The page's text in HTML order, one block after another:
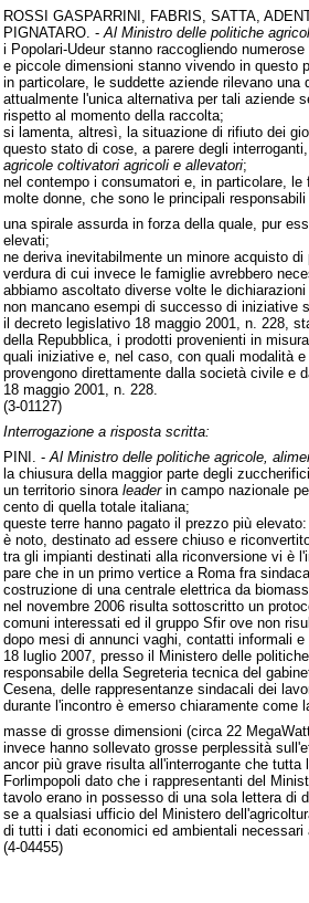
ROSSI GASPARRINI, FABRIS, SATTA,
PIGNATARO. - Al Ministro delle politiche
i Popolari-Udeur stanno raccogliendo
e piccole dimensioni stanno vivendo in questo
in particolare, le suddette aziende rilevano
attualmente l'unica alternativa per tali aziende
rispetto al momento della raccolta;
si lamenta, altresì, la situazione di rifiuto dei
questo stato di cose, a parere degli
agricole coltivatori agricoli e allevatori;
nel contempo i consumatori e, in particolare,
molte donne, che sono le principali
una spirale assurda in forza della quale, pur
elevati;
ne deriva inevitabilmente un minore acquisto
verdura di cui invece le famiglie avrebbero
abbiamo ascoltato diverse volte le
non mancano esempi di successo di iniziative
il decreto legislativo 18 maggio 2001, n. 228,
della Repubblica, i prodotti provenienti in
quali iniziative e, nel caso, con quali modalità
provengono direttamente dalla società civile e
18 maggio 2001, n. 228.
(3-01127)
Interrogazione a risposta scritta:
PINI. - Al Ministro delle politiche agricole,
la chiusura della maggior parte degli
un territorio sinora leaderin campo nazionale
cento di quella totale italiana;
queste terre hanno pagato il prezzo più
è noto, destinato ad essere chiuso e
tra gli impianti destinati alla riconversione vi è
pare che in un primo vertice a Roma fra
costruzione di una centrale elettrica da
nel novembre 2006 risulta sottoscritto un
comuni interessati ed il gruppo Sfir ove non
dopo mesi di annunci vaghi, contatti informali
18 luglio 2007, presso il Ministero delle
responsabile della Segreteria tecnica del
Cesena, delle rappresentanze sindacali dei
durante l'incontro è emerso chiaramente come
masse di grosse dimensioni (circa 22
invece hanno sollevato grosse perplessità
ancor più grave risulta all'interrogante che
Forlimpopoli dato che i rappresentanti del
tavolo erano in possesso di una sola lettera di
se a qualsiasi ufficio del Ministero
di tutti i dati economici ed ambientali necessari
(4-04455)